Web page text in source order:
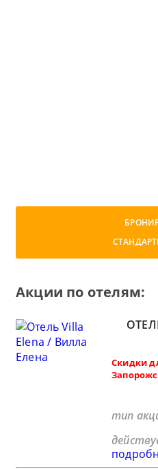
Акции по отелям:
Скидки
тип